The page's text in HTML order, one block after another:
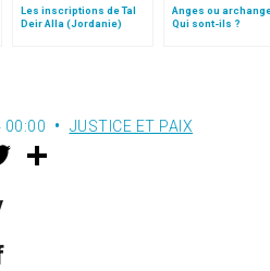
Les inscriptions de Tal
Deir Alla (Jordanie)
Anges ou
Qui sont-ils ?
00:00 JUSTICE ET PAIX
w